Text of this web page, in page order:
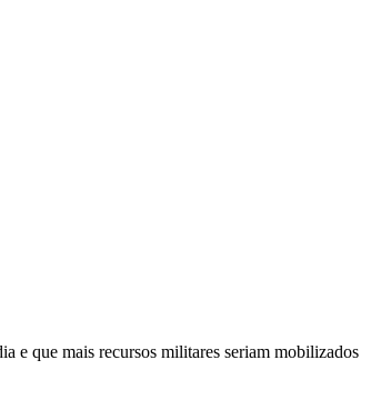
e que mais recursos militares seriam mobilizados